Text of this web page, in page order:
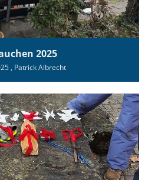
2025
, Patrick Albrecht